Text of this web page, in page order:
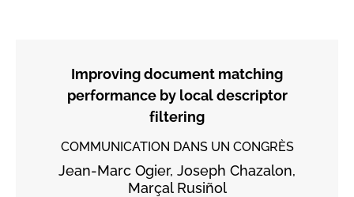
Improving document matching
performance by local descriptor
filtering
COMMUNICATION DANS UN CONGRÈS
Jean-Marc Ogier, Joseph Chazalon,
Marçal Rusiñol